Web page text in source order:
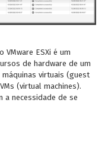
ESXi é um
de hardware de um
máquinas virtuais (guest
(virtual machines).
a necessidade de se